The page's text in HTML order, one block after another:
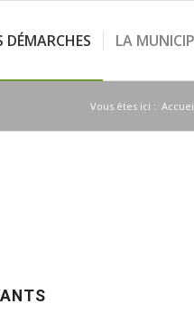
DÉMARCHES LA
Vous êtes ici :